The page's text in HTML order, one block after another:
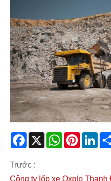
Facebook
X WhatsAppPinterest
Trước :
Công ty lốp xe Oxplo